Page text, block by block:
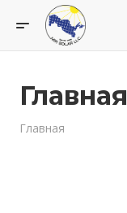
Главная
Главная